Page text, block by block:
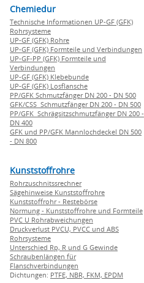
Chemiedur
Technische Informationen UP-GF (GFK)
Rohrsysteme
UP-GF (GFK) Rohre
UP-GF (GFK) Formteile und Verbindungen
UP-GF-PP (GFK) Formteile und
Verbindungen
UP-GF (GFK) Klebebunde
UP-GF (GFK) Losflansche
PP/GFK Schmutzfänger DN 200 - DN 500
GFK/CSS Schmutzfänger DN 200 - DN 500
PP/GFK Schrägsitzschmutzfänger DN 200 -
DN 400
GFK und PP/GFK Mannlochdeckel DN 500
- DN 800
Kunststoffrohre
Rohrzuschnitssrechner
Sägehinweise Kunststoffrohre
Kunststoffrohr - Restebörse
Normung - Kunststoffrohre und Formteile
PVC U Rohrabweichungen
Druckverlust PVCU, PVCC und ABS
Rohrsysteme
Unterschied Rp, R und G Gewinde
Schraubenlängen für
Flanschverbindungen
Dichtungen: PTFE, NBR, FKM, EPDM